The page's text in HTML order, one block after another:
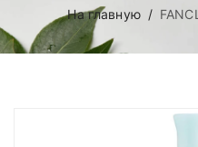
На главную